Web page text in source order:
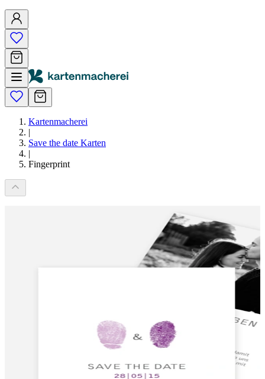
Kartenmacherei
|
Save the date Karten
|
Fingerprint